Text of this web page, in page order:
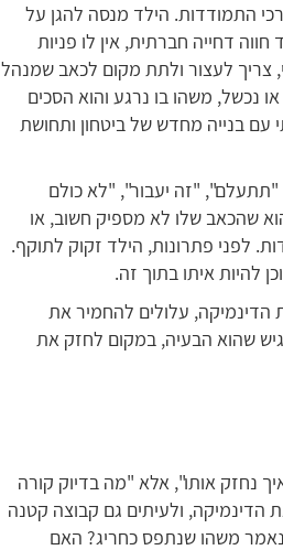
התמודדות. הילד מנסה להגן על
דחייה חברתית, אין לו פניות
צריך לעצור ולתת מקום לכאב שמנהל
נכשל, משהו בו נרגע והוא הסכים
בנייה מחדש של ביטחון ותחושת
"תתעלם", "זה יעבור", "לא כולם
שהכאב שלו לא מספיק חשוב, או
לפני פתרונות, הילד זקוק לתוקף.
להיות איתו בתוך זה.
הדינמיקה, עלולים להחמיר את
שהוא הבעיה, במקום לחזק את
נחזק אותו", אלא "מה בדיוק קורה
הדינמיקה, ולעיתים גם קבוצה קטנה
משהו שנתפס כחריג? האם